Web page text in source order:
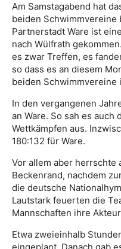
Am Samstagabend hat
beiden Schwimmvereine
Partnerstadt Ware ist
nach Wülfrath
es zwar Treffen, es
so dass es an diesem
beiden Schwimmvereine
In den vergangenen
an Ware. So sah es auch
Wettkämpfen aus.
180:132 für Ware.
Vor allem aber herrschte
Beckenrand, nachdem
die deutsche
Lautstark feuerten die
Mannschaften ihre
Etwa zweieinhalb